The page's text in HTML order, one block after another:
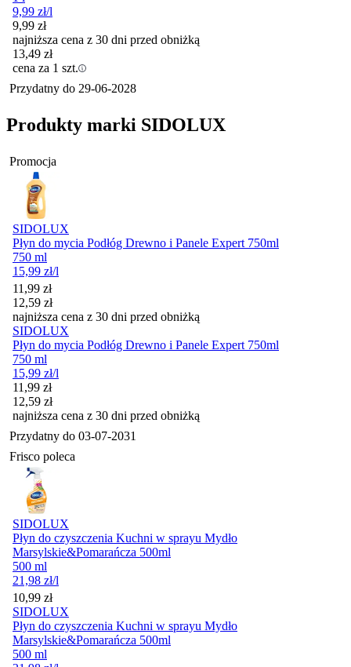
9,99 zł/l
9,99 zł
najniższa cena z 30 dni przed obniżką
13,49 zł
cena za 1 szt.
Przydatny do 29-06-2028
Produkty marki SIDOLUX
Promocja
SIDOLUX
Płyn do mycia Podłóg Drewno i Panele Expert 750ml
750 ml
15,99 zł/l
Cena promocyjna
11,99 zł
12,59 zł
najniższa cena z 30 dni przed obniżką
SIDOLUX
Płyn do mycia Podłóg Drewno i Panele Expert 750ml
750 ml
15,99 zł/l
Cena promocyjna
11,99 zł
12,59 zł
najniższa cena z 30 dni przed obniżką
Przydatny do 03-07-2031
Frisco poleca
SIDOLUX
Płyn do czyszczenia Kuchni w sprayu Mydło
Marsylskie&Pomarańcza 500ml
500 ml
21,98 zł/l
Cena
10,99 zł
SIDOLUX
Płyn do czyszczenia Kuchni w sprayu Mydło
Marsylskie&Pomarańcza 500ml
500 ml